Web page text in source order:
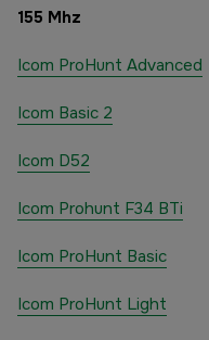
155 Mhz
Icom ProHunt Advanced
Icom Basic 2
Icom D52
Icom Prohunt F34 BTi
Icom ProHunt Basic
Icom ProHunt Light